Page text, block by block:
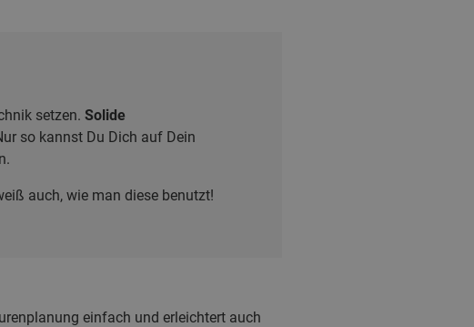
setzen. Solide
so kannst Du Dich auf Dein
auch, wie man diese benutzt!
einfach und erleichtert auch